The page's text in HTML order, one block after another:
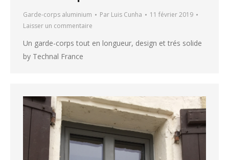
Garde-corps aluminium Par Luis Cunha
11 février 2019
Laisser un commentaire
Un garde-corps tout en longueur, design et trés solide
by Technal France